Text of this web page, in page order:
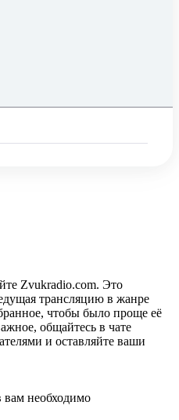
Zvukradio.com. Это
трансляцию в жанре
чтобы было проще её
общайтесь в чате
и оставляйте ваши
вам необходимо